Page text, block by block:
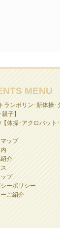
MENU
ランポリン･新体操･
親子】
体操･アクロバット
ップ
介
プ
ーポリシー
ご紹介